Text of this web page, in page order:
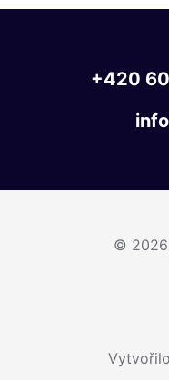
+420
© 2026